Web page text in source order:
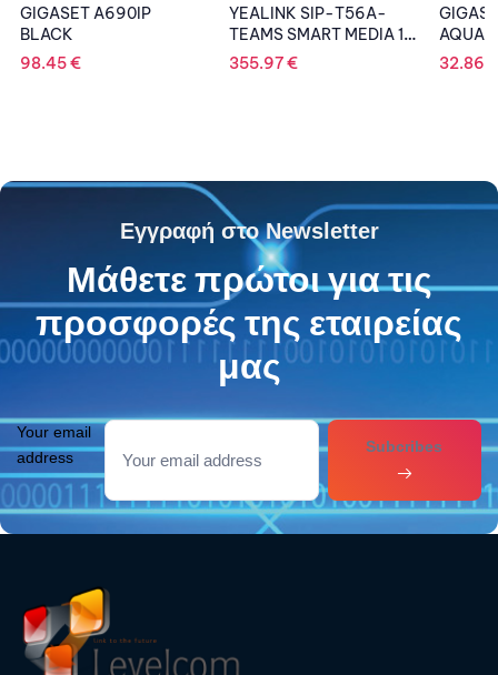
YEALINK SIP-T56A-
TEAMS SMART MEDIA 16
SIP ACCOUNTS
355.97
GIGASET DEVICE A180
AQUA BLUE
32.86€
BLACK
71.02
Εγγραφή στο Newsletter
Μάθετε πρώτοι για τις
προσφορές της εταιρείας
μας
Your email
address
Subcribes